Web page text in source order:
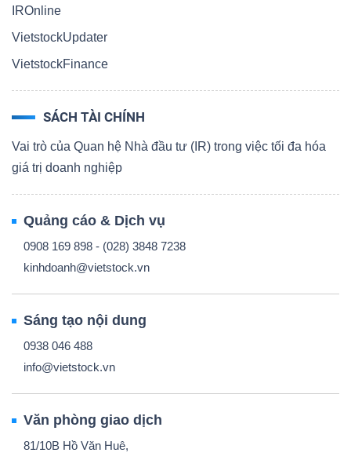
IROnline
VietstockUpdater
VietstockFinance
SÁCH TÀI CHÍNH
Vai trò của Quan hệ Nhà đầu tư (IR) trong việc tối đa hóa
giá trị doanh nghiệp
Quảng cáo & Dịch vụ
0908 169 898 - (028) 3848 7238
kinhdoanh@vietstock.vn
Sáng tạo nội dung
0938 046 488
info@vietstock.vn
Văn phòng giao dịch
81/10B Hồ Văn Huê,